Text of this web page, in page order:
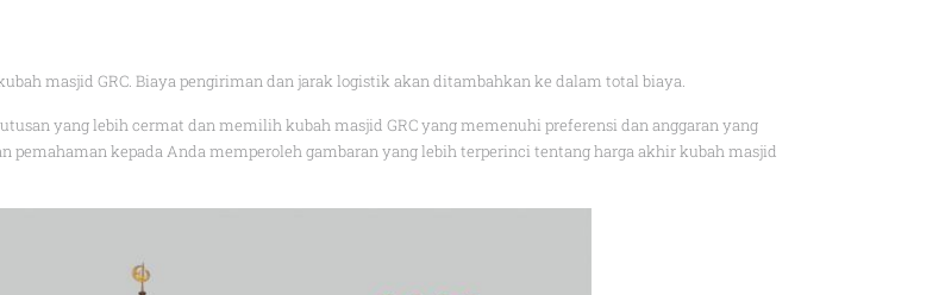
masjid GRC. Biaya pengiriman dan jarak logistik akan ditambahkan ke dalam total biaya.
yang lebih cermat dan memilih kubah masjid GRC yang memenuhi preferensi dan anggaran yang
kepada Anda memperoleh gambaran yang lebih terperinci tentang harga akhir kubah masjid